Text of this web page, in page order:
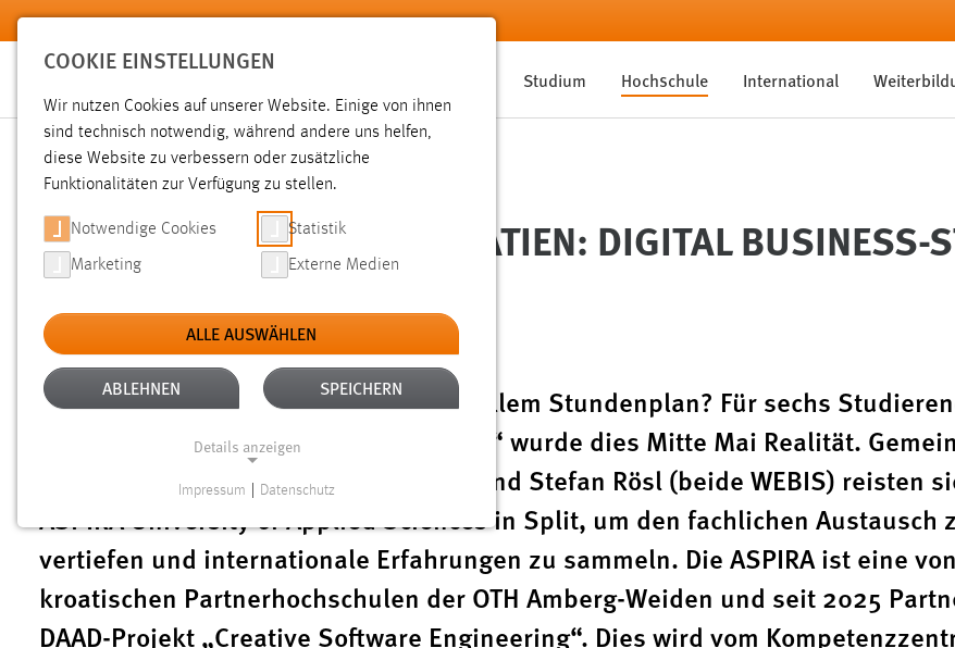
Zum Hauptinhalt springen
Studium Hochschule International
Sie sind hier:
Hochschule Aktuelles News der OTH Amberg-Weiden
STUDIENREISE NACH KROATIEN: DIGITAL BUSINESS-
SPLIT
28.05.2026
Ein kurzer Auslandsaufenthalt trotz vollem Stundenplan? Für sechs
Masterstudiengangs „Digital Business“ wurde dies Mitte Mai Realität.
Prof. Dr. Matthias Lederer und Doktorand Stefan Rösl (beide WEBIS) reisten
ASPIRA University of Applied Sciences in Split, um den fachlichen Austausch
vertiefen und internationale Erfahrungen zu sammeln. Die ASPIRA ist eine
kroatischen Partnerhochschulen der OTH Amberg-Weiden und seit 2025
DAAD-Projekt „Creative Software Engineering“. Dies wird vom
COOKIE EINSTELLUNGEN
Wir nutzen Cookies auf unserer Website. Einige von ihnen
sind technisch notwendig, während andere uns helfen,
diese Website zu verbessern oder zusätzliche
Funktionalitäten zur Verfügung zu stellen.
Notwendige Cookies Statistik
Marketing Externe Medien
ALLE AUSWÄHLEN
ABLEHNEN SPEICHERN
Details anzeigen
Funktionen und sind für die einwandfreie Funktion der
Website erforderlich.
Impressum Datenschutz